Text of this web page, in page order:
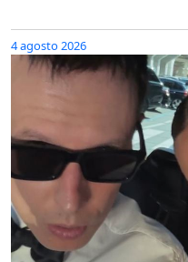
4 agosto 2026